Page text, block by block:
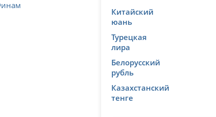
Китайский
юань
Турецкая
лира
Белорусский
рубль
Казахстанский
тенге